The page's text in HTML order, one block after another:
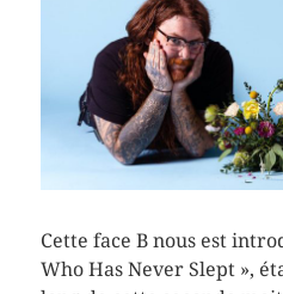
Cette face B nous est
Who Has Never Slept »,